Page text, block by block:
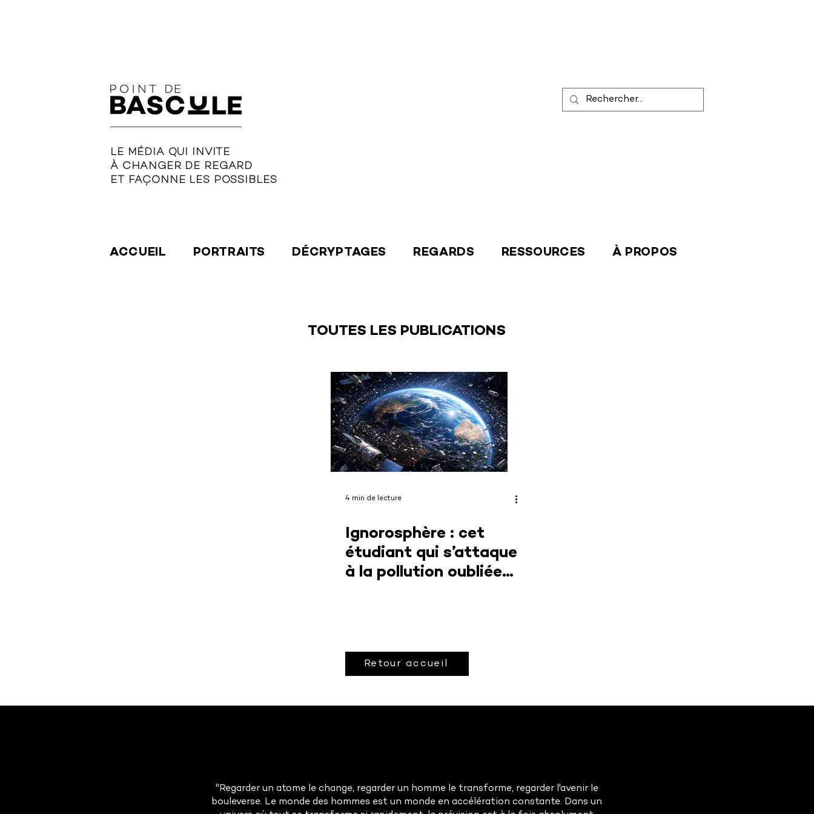
LE MÉDIA QUI INVITE
À CHANGER DE REGARD
ET FAÇONNE LES POSSIBLES
ACCUEIL PORTRAITS DÉCRYPTAGES REGARDS RESSOURCES À PROPOS
TOUTES LES PUBLICATIONS
4 min de lecture
Ignorosphère : cet
étudiant qui s’attaque
à la pollution oubliée
Retour accueil
"Regarder un atome le change, regarder un homme le transforme, regarder l'avenir le
bouleverse. Le monde des hommes est un monde en accélération constante. Dans un